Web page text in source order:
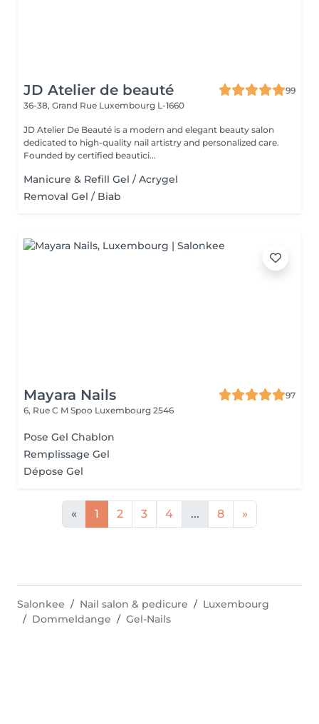
JD Atelier de beauté
99
36-38, Grand Rue Luxembourg L-1660
JD Atelier De Beauté is a modern and elegant beauty salon
dedicated to high-quality nail artistry and personalized care.
Founded by certified beautici...
Manicure & Refill Gel / Acrygel
Removal Gel / Biab
Mayara Nails
97
6, Rue C M Spoo Luxembourg 2546
Pose Gel Chablon
Remplissage Gel
Dépose Gel
« 1 2 3 4 ... 8 »
Salonkee Nail salon & pedicure
Luxembourg
Dommeldange
Gel-Nails